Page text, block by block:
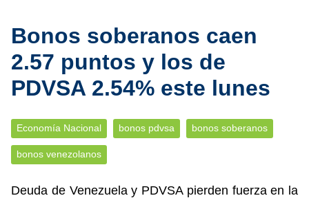
Bonos soberanos caen
2.57 puntos y los de
PDVSA 2.54% este lunes
Economía Nacional bonos pdvsa bonos soberanos
bonos venezolanos
Deuda de Venezuela y PDVSA pierden fuerza en la